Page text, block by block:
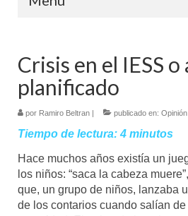
Ediciones anteriores
Contáctanos
Entreletras
Mundo
Crisis en el IESS
planificado
por Ramiro Beltran | publicado en: Opinión
Tiempo de lectura: 4 minutos
Hace muchos años existía un
los niños: “saca la cabeza
que, un grupo de niños, lanzaba
de los contarios cuando salían